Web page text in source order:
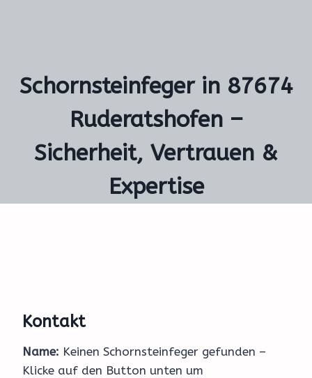
Schornsteinfeger in 87674
Ruderatshofen –
Sicherheit, Vertrauen &
Expertise
Kontakt
Name: Keinen Schornsteinfeger gefunden –
Klicke auf den Button unten um